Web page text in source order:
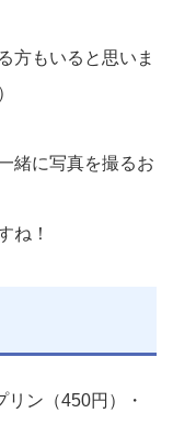
方もいると思いま
緒に写真を撮るお
ね！
ン（450円）・